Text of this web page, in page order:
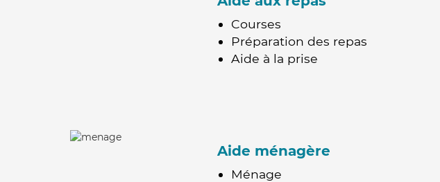
Courses
Préparation des repas
Aide à la prise
Aide ménagère
Ménage